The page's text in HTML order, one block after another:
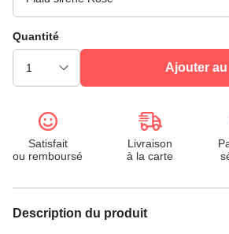
Quantité
Ajouter
Satisfait
ou remboursé
Livraison
à la carte
Description du produit